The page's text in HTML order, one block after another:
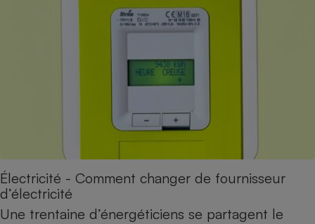
Électricité - Comment changer de fournisseur
d’électricité
Une trentaine d’énergéticiens se partagent le